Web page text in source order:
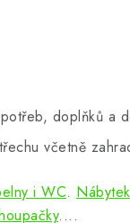
doplňků a
včetně
i WC.
....